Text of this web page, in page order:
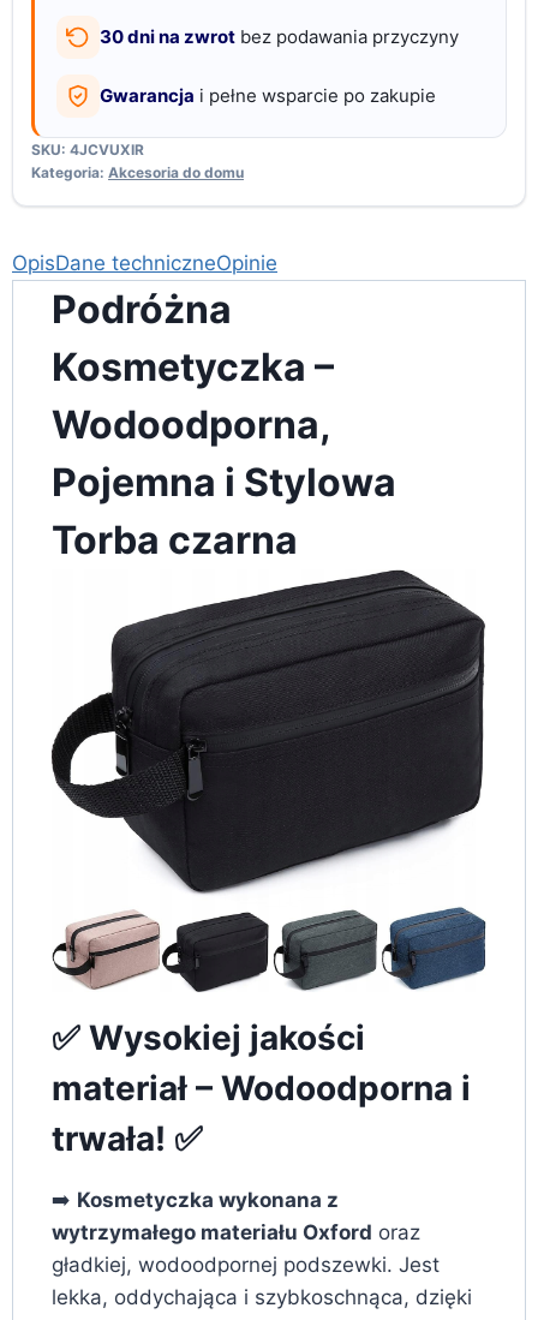
30 dni na zwrot bez podawania przyczyny
Gwarancja i pełne wsparcie po zakupie
SKU: 4JCVUXIR
Kategoria: Akcesoria do domu
OpisDane techniczneOpinie
Podróżna
Kosmetyczka –
Wodoodporna,
Pojemna i Stylowa
Torba czarna
✅ Wysokiej jakości
materiał – Wodoodporna i
trwała! ✅
➡️ Kosmetyczka wykonana z
wytrzymałego materiału Oxford oraz
gładkiej, wodoodpornej podszewki. Jest
lekka, oddychająca i szybkoschnąca, dzięki